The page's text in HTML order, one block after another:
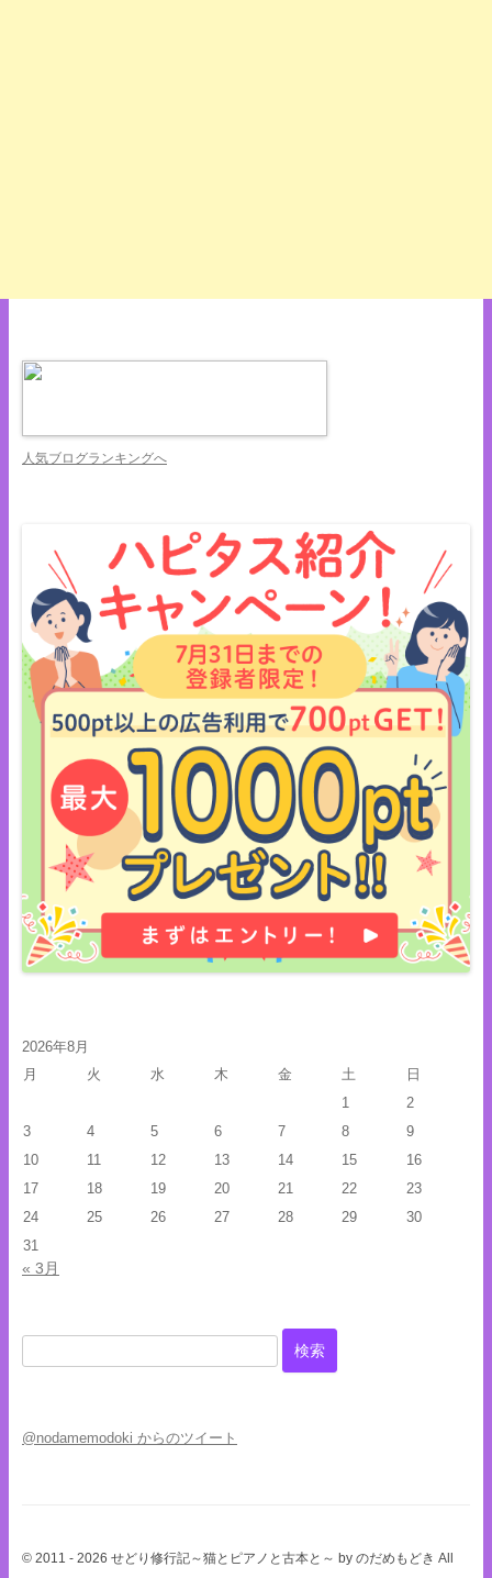
人気ブログランキングへ
2026年8月
月
火 水 木 金 土
日
1
2
3
4 5 6 7 8
9
10
11 12 13 14 15
16
17
18 19 20 21 22
23
24
25 26 27 28 29
30
31
« 3月
検
索:
@nodamemodoki からのツイート
© 2011 - 2026 せどり修行記～猫とピアノと古本と～ by のだめもどき All